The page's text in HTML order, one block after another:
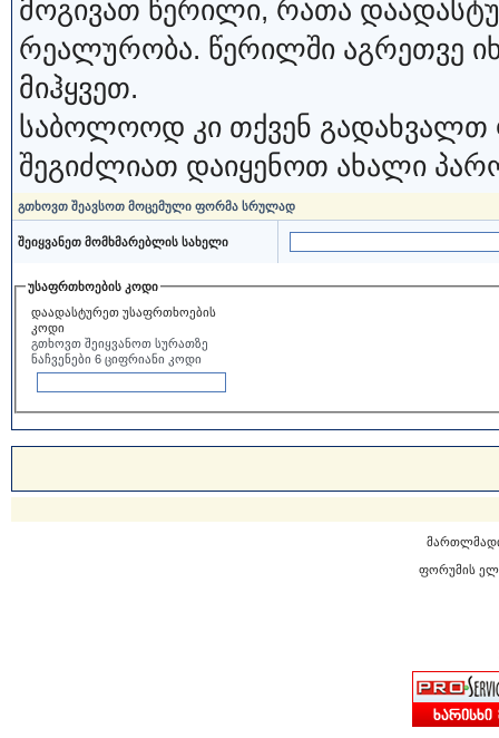
მოგივათ წერილი, რათა
რეალურობა. წერილში აგრეთვე
მიჰყვეთ.
საბოლოოდ კი თქვენ
შეგიძლიათ დაიყენოთ ახალი
გთხოვთ შეავსოთ მოცემული ფორმა სრულად
შეიყვანეთ მომხმარებლის სახელი
უსაფრთხოების კოდი
დაადასტურეთ უსაფრთხოების
კოდი
გთხოვთ შეიყვანოთ სურათზე
ნაჩვენები 6 ციფრიანი კოდი
ფორუმის